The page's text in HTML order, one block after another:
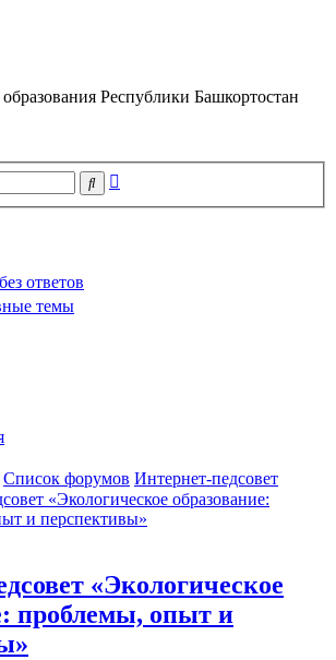
Республики Башкортостан
Поиск
ответов
темы
Список форумов Интернет-педсовет
«Экологическое образование:
и перспективы»
«Экологическое
проблемы, опыт и